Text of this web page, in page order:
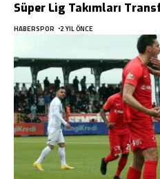
Süper Lig Takımları
HABERSPOR 2 YIL ÖNCE